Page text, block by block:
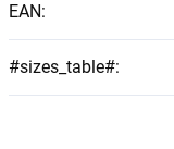
EAN:
#sizes_table#: